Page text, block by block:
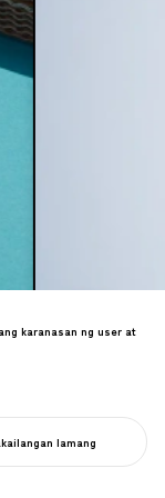
sa pinakamahahalagang
B2C business.
PROYEKTO
karanasan ng user at
lamang